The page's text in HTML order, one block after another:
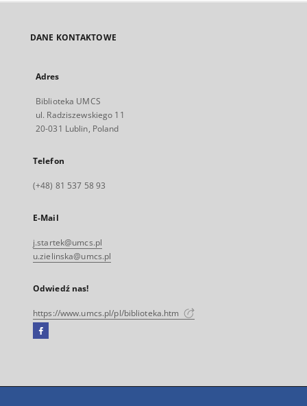
DANE KONTAKTOWE
Adres
Biblioteka UMCS
ul. Radziszewskiego 11
20-031 Lublin, Poland
Telefon
(+48) 81 537 58 93
E-Mail
j.startek@umcs.pl
u.zielinska@umcs.pl
Odwiedź nas!
https://www.umcs.pl/pl/biblioteka.htm
Facebook
się